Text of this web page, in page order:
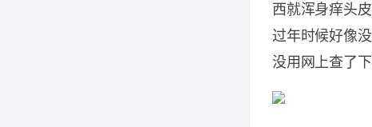
西就浑身痒头
过年时候好像
没用网上查了